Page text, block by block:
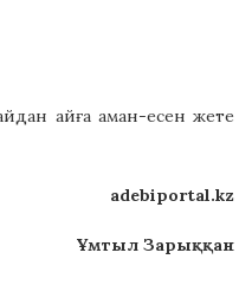
айға аман-есен жете
adebiportal.kz
Ұмтыл Зарыққан